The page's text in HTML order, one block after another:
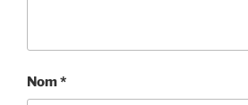
Nom*